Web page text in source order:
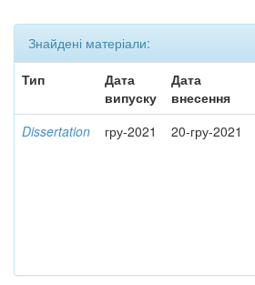
Знайдені матеріали:
Тип
Дата
випуску
Дата
внесення
Dissertation гру-2021 20-гру-2021